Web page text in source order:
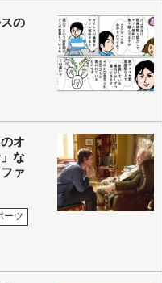
の
オ
な
ァ
ーツ